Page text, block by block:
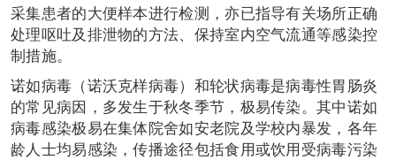
采集患者的大便样本进行检测，亦已指导有关场所正确
处理呕吐及排泄物的方法、保持室内空气流通等感染控
制措施。
诺如病毒（诺沃克样病毒）和轮状病毒是病毒性胃肠炎
的常见病因，多发生于秋冬季节，极易传染。其中诺如
病毒感染极易在集体院舍如安老院及学校内暴发，各年
龄人士均易感染，传播途径包括食用或饮用受病毒污染